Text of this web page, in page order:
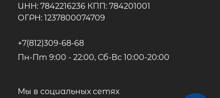
ИНН: 7842216236 КПП: 784201001
ОГРН: 1237800074709
+7(812)309-68-68
Пн-Пт 9:00 - 22:00, Сб-Вс 10:00-20:00
Мы в социальных сетях